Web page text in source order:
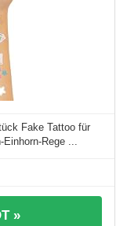
Fake Tattoo für
Einhorn-Rege ...
»